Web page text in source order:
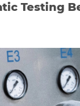
Testing